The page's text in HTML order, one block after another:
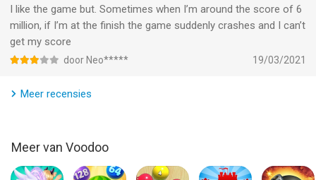
I like the game but. Sometimes when I’m around the score of 6
million, if I’m at the finish the game suddenly crashes and I can’t
get my score
door Neo***** 19/03/2021
Meer recensies
Meer van Voodoo